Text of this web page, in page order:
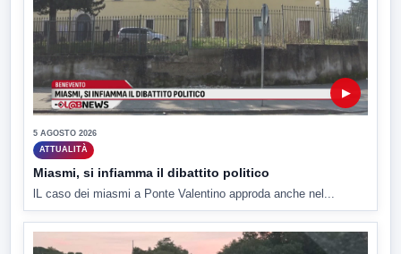
▶
5 AGOSTO 2026
ATTUALITÀ
Miasmi, si infiamma il dibattito politico
lL caso dei miasmi a Ponte Valentino approda anche nel...